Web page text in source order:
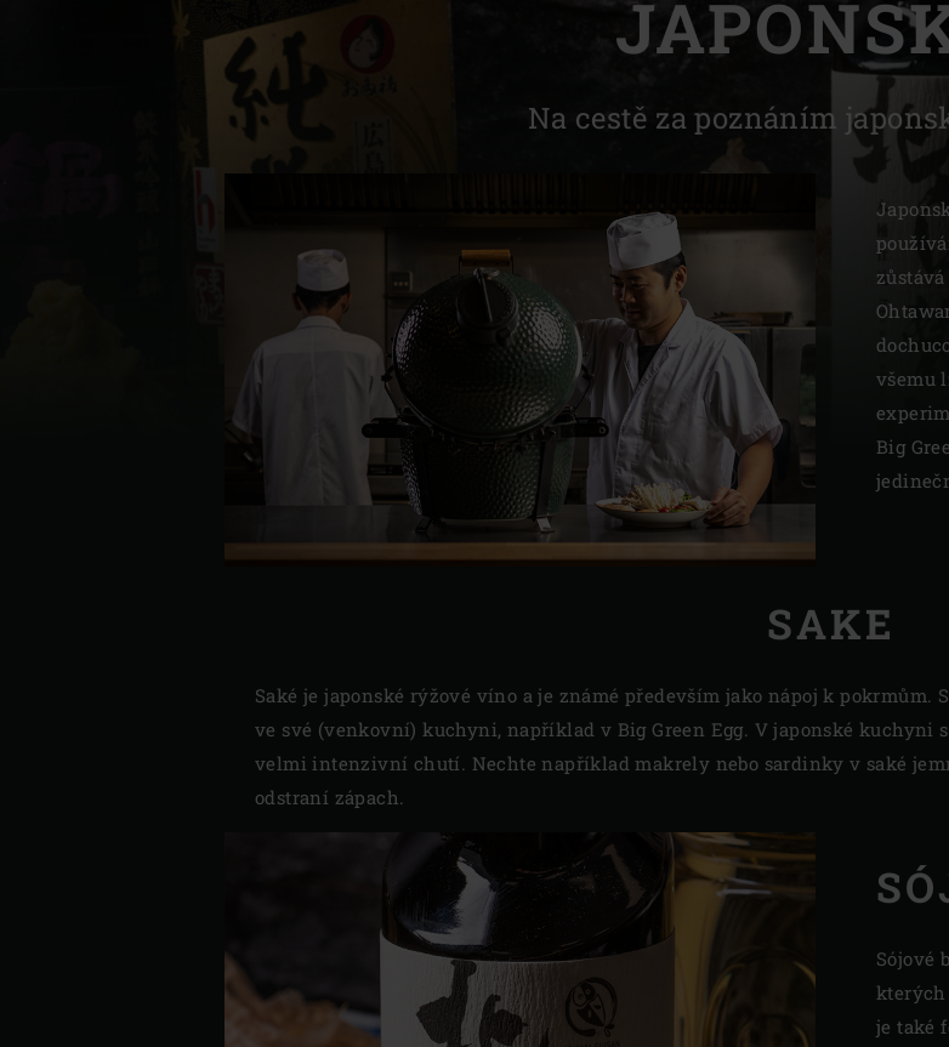
Denmark | Danmark
Estonia | Eesti
Greece | Ελλάδα
Hungary | Magyarország
Spain |
Na cestě za poznáním
všemu
Big
SAKE
Saké je japonské rýžové víno a je známé především jako nápoj k
ve své (venkovní) kuchyni, například v Big Green Egg. V japonské
velmi intenzivní chutí. Nechte například makrely nebo sardinky v saké
odstraní zápach.
Sójové
kterých
je také